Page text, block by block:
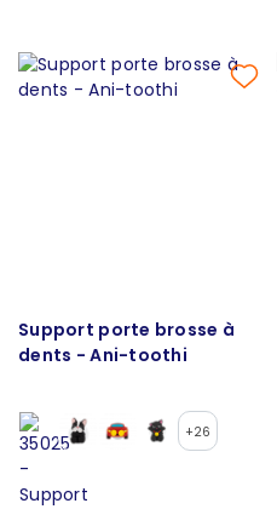
Support porte brosse à
dents - Ani-toothi
+26